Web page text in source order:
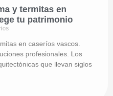
y termitas en
tu patrimonio
en caseríos vascos.
profesionales. Los
que llevan siglos